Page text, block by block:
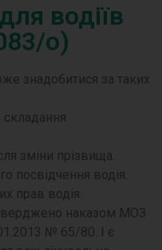
водіїв
о)
знадобитися за таких
зміни прізвища.
посвідчення водія.
прав водія.
наказом МОЗ
№ 65/80. І є